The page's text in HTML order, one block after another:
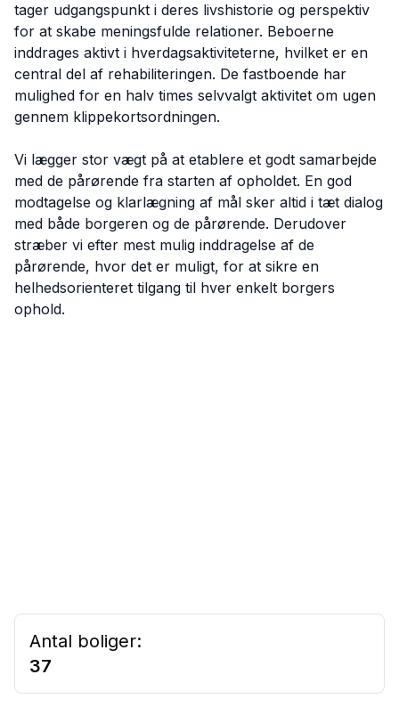
tager udgangspunkt i deres livshistorie og perspektiv
for at skabe meningsfulde relationer. Beboerne
inddrages aktivt i hverdagsaktiviteterne, hvilket er en
central del af rehabiliteringen. De fastboende har
mulighed for en halv times selvvalgt aktivitet om ugen
gennem klippekortsordningen.
Vi lægger stor vægt på at etablere et godt samarbejde
med de pårørende fra starten af opholdet. En god
modtagelse og klarlægning af mål sker altid i tæt dialog
med både borgeren og de pårørende. Derudover
stræber vi efter mest mulig inddragelse af de
pårørende, hvor det er muligt, for at sikre en
helhedsorienteret tilgang til hver enkelt borgers
ophold.
Antal boliger:
37